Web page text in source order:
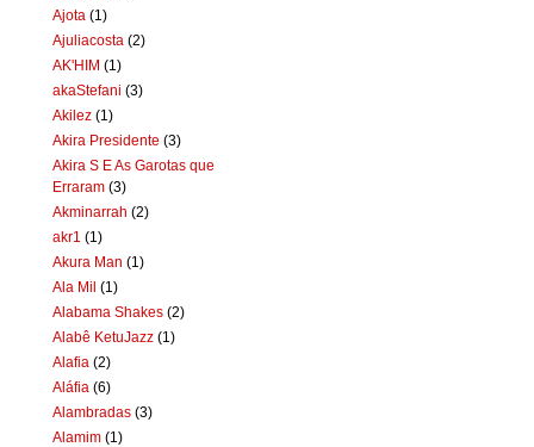
Ajota (1)
Ajuliacosta (2)
AK'HIM (1)
akaStefani (3)
Akilez (1)
Akira Presidente (3)
Akira S E As Garotas que
Erraram (3)
Akminarrah (2)
akr1 (1)
Akura Man (1)
Ala Mil (1)
Alabama Shakes (2)
Alabê KetuJazz (1)
Alafia (2)
Aláfia (6)
Alambradas (3)
Alamim (1)